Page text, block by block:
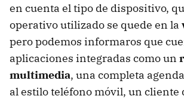
en cuenta el tipo de dispositivo,
operativo utilizado se quede en la
pero podemos informaros que
aplicaciones integradas como un
multimedia, una completa
al estilo teléfono móvil, un cliente